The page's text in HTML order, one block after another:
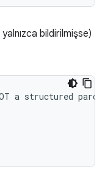
bildirilmişse)
a structured